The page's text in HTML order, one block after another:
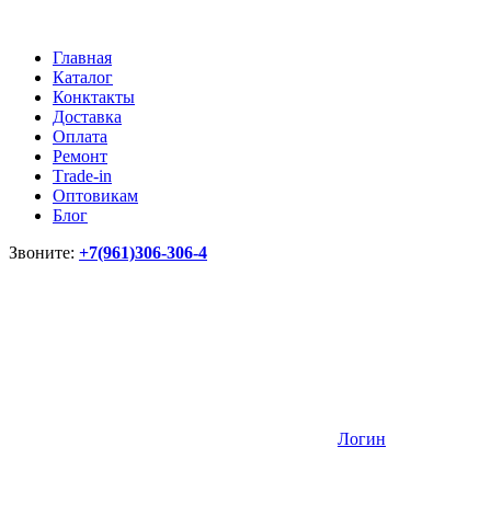
Главная
Каталог
Конктакты
Доставка
Оплата
Ремонт
Тrade-in
Оптовикам
Блог
Звоните: +7(961)306-306-4
Логин